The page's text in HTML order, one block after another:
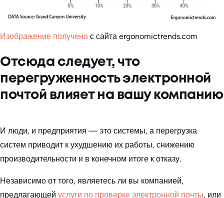
Изображение получено с сайта ergonomictrends.com
Отсюда следует, что
перегруженность электронной
почтой влияет на вашу компанию
И люди, и предприятия — это системы, а перегрузка
систем приводит к ухудшению их работы, снижению
производительности и в конечном итоге к отказу.
Независимо от того, являетесь ли вы компанией,
предлагающей услуги по проверке электронной почты, или